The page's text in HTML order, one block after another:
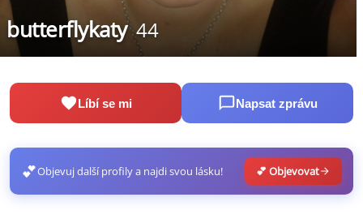
butterflykaty 44
Líbí se mi Napsat zprávu
💕Objevuj další profily a najdi svou lásku! 💕 Objevovat